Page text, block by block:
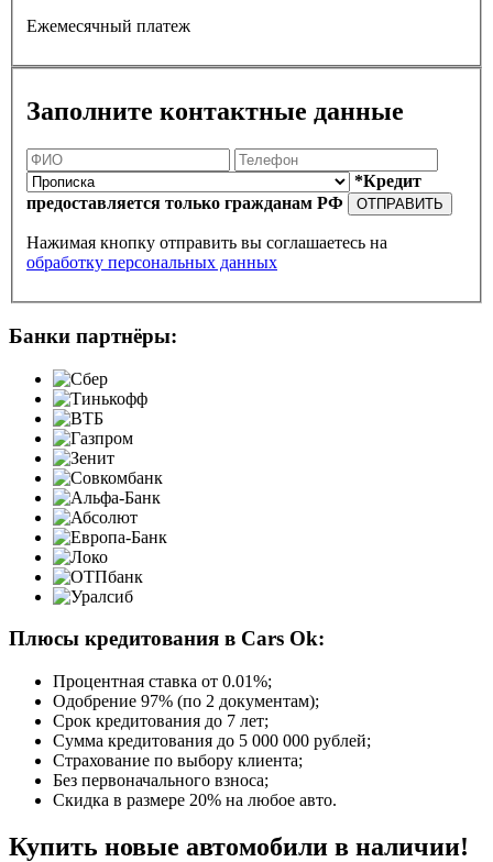
Ежемесячный платеж
Заполните контактные данные
*Кредит
предоставляется только гражданам РФ
ОТПРАВИТЬ
Нажимая кнопку отправить вы соглашаетесь на
обработку персональных данных
Банки партнёры:
Плюсы кредитования в Cars Ok:
Процентная ставка от 0.01%;
Одобрение 97% (по 2 документам);
Срок кредитования до 7 лет;
Сумма кредитования до 5 000 000 рублей;
Страхование по выбору клиента;
Без первоначального взноса;
Скидка в размере 20% на любое авто.
Купить новые автомобили в наличии!